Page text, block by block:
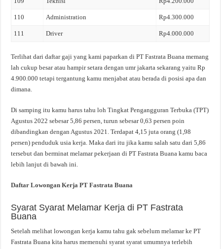
110 Administration Rp4.300.000
111 Driver Rp4.000.000
Terlihat dari daftar gaji yang kami paparkan di PT Fastrata Buana memang
lah cukup besar atau hampir setara dengan umr jakarta sekarang yaitu Rp
4.900.000 tetapi tergantung kamu menjabat atau berada di posisi apa dan
dimana.
Di samping itu kamu harus tahu loh Tingkat Pengangguran Terbuka (TPT)
Agustus 2022 sebesar 5,86 persen, turun sebesar 0,63 persen poin
dibandingkan dengan Agustus 2021. Terdapat 4,15 juta orang (1,98
persen) penduduk usia kerja. Maka dari itu jika kamu salah satu dari 5,86
tersebut dan berminat melamar pekerjaan di PT Fastrata Buana kamu baca
lebih lanjut di bawah ini.
Daftar Lowongan Kerja PT Fastrata Buana
Syarat Syarat Melamar Kerja di PT Fastrata
Buana
Setelah melihat lowongan kerja kamu tahu gak sebelum melamar ke PT
Fastrata Buana kita harus memenuhi syarat syarat umumnya terlebih